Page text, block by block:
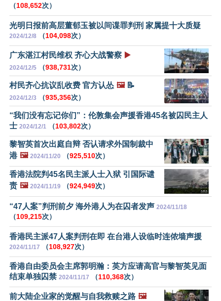
（108,652次）
光明日报前高层董郁玉被以间谍罪判刑 家属提十大质疑
2024/12/8 （104,098次）
广东湛江村民维权 齐心大战警察 ▶️
2024/12/5 （938,731次）
村民齐心抗议乱收费 官方认怂 🖼️📝
2024/12/3 （935,356次）
“我们没有忘记你们”：伦敦集会声援香港45名被囚民主人
士 2024/12/1 （103,802次）
黎智英首次出庭自辩 否认请求外国制裁中
港 🖼️ 2024/11/20 （925,510次）
香港法院判45名民主派人士入狱 引国际谴
责 🖼️ 2024/11/19 （924,949次）
“47人案”判刑前夕 海外港人为在囚者发声 2024/11/18
（109,215次）
香港民主派47人案判刑在即 在台港人设临时连侬墙声援
2024/11/17 （108,927次）
香港自由委员会主席郭明瀚：英方应请高官与黎智英见面
结束单独囚禁 2024/11/17 （110,368次）
前大陆企业家的觉醒与自我救赎之路 🖼️